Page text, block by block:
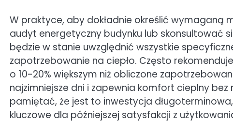
W praktyce, aby dokładnie określić wymaganą
audyt energetyczny budynku lub skonsultować
będzie w stanie uwzględnić wszystkie
zapotrzebowanie na ciepło. Często
o 10-20% większym niż obliczone
najzimniejsze dni i zapewnia komfort cieplny
pamiętać, że jest to inwestycja
kluczowe dla późniejszej satysfakcji z